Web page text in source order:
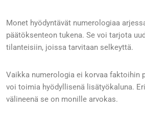
Monet hyödyntävät numerologiaa
päätöksenteon tukena. Se voi tarjota
tilanteisiin, joissa tarvitaan selkeyttä.
Vaikka numerologia ei korvaa faktoihin
voi toimia hyödyllisenä lisätyökaluna.
välineenä se on monille arvokas.